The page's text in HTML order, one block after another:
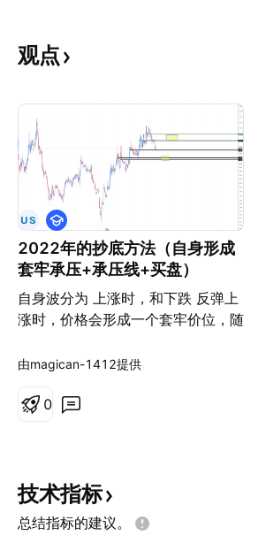
观点
2022年的抄底方法（自身形成
套牢承压+承压线+买盘）
自身波分为 上涨时，和下跌 反弹上
涨时，价格会形成一个套牢价位，随
来越多，市场上的筹码不断被机构套
价格最终回归到机构套牢位置，尤其
教
学
由magican-1412提供
0
技术指标
总结指标的建议。